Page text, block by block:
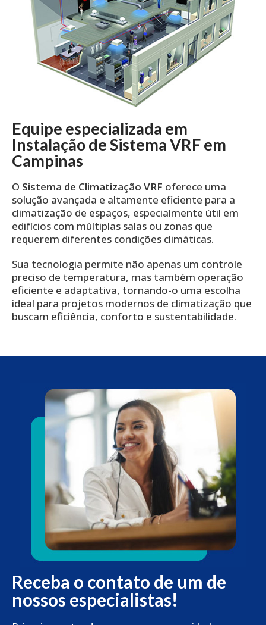
Equipe especializada em
Instalação de Sistema VRF em
Campinas
O Sistema de Climatização VRF oferece uma
solução avançada e altamente eficiente para a
climatização de espaços, especialmente útil em
edifícios com múltiplas salas ou zonas que
requerem diferentes condições climáticas.
Sua tecnologia permite não apenas um controle
preciso de temperatura, mas também operação
eficiente e adaptativa, tornando-o uma escolha
ideal para projetos modernos de climatização que
buscam eficiência, conforto e sustentabilidade.
Receba o contato de um de
nossos especialistas!